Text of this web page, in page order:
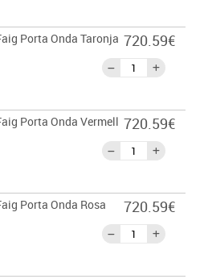
Porta Onda Taronja 720.59€
Porta Onda Vermell 720.59€
Porta Onda Rosa
720.59€